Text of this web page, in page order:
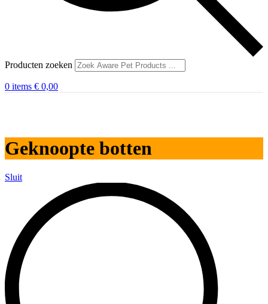
Producten zoeken
0 items € 0,00
Geknoopte botten
Sluit